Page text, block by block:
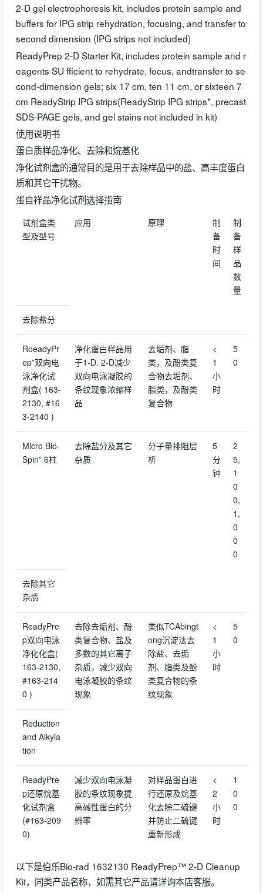
2-D gel electrophoresis kit, includes protein sample and
buffers for IPG strip rehydration, focusing, and transfer to
second dimension (IPG strips not included)
ReadyPrep 2-D Starter Kit, includes protein sample and r
eagents SU fficient to rehydrate, focus, andtransfer to se
cond-dimension gels; six 17 cm, ten 11 cm, or sixteen 7
cm ReadyStrip IPG strips(ReadyStrip IPG strips*, precast
SDS-PAGE gels, and gel stains not included in kit)
使用说明书
蛋白质样品净化、去除和烷基化
净化试剂盒的通常目的是用于去除样品中的盐、高丰度蛋白
质和其它干扰物。
蛋自祥晶净化试剂选择指南
试剂盒类
型及型号
应用 原理
制
备
时
间
制
备
样
品
数
量
去除盐分
RoeadyPr
ep”双向电
泳净化试
剂盒( 163-
2130, #16
3-2140 )
净化蛋白样品用
于1-D. 2-D减少
双向电泳凝胶的
条纹现象浓缩样
品
去垢剂、脂
类，及酚类复
合物去垢剂、
脂类，及酚类
复合物
<
1
小
时
5
0
Micro Bio-
Spin” 6柱
去除盐分及其它
杂质
分子量排阻层
析
5
分
钟
2
5,
1
0
0,
1,
0
0
0
去除其它
杂质
ReadyPre
p双向电泳
净化化盒(
163-2130,
#163-214
0 )
去除去垢剂、酚
类复合物、盐及
多数的其它离子
杂质，减少双向
电泳凝胶的条纹
现象
类似TCAbingt
ong沉淀法去
除盐、去垢
剂、脂类及酚
类复合物的条
纹现象
<
1
小
时
5
0
Reduction
and Alkyla
tion
ReadyPre
p还原烷基
化试剂盒
(#163-209
0)
减少双向电泳凝
胶的条纹现象提
高碱性蛋白的分
辨率
对样品蛋白进
行还原及烷基
化去除二硫键
并防止二硫键
重新形成
<
2
小
时
1
0
0
以下是伯乐Bio-rad 1632130 ReadyPrep™ 2-D Cleanup
Kit，同类产品名称，如需其它产品请详询本店客服。